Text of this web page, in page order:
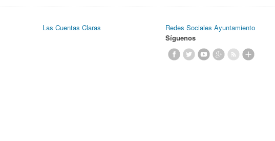
Las Cuentas Claras
Redes Sociales Ayuntamiento
Síguenos